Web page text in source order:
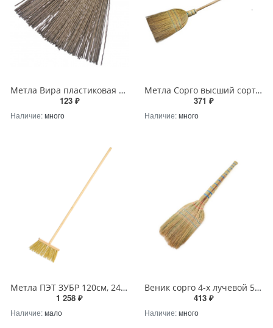
Метла Вира пластиковая веерная №2 (27*34 см), без черенка
123 ₽
Наличие:много
Метла Сорго высший сорт, с деревянным черенком
371 ₽
Наличие:много
Метла ПЭТ ЗУБР 120см, 24см с деревянной ручкой
1 258 ₽
Наличие:мало
Веник сорго 4-х лучевой 5-и прошивной
413 ₽
Наличие:много